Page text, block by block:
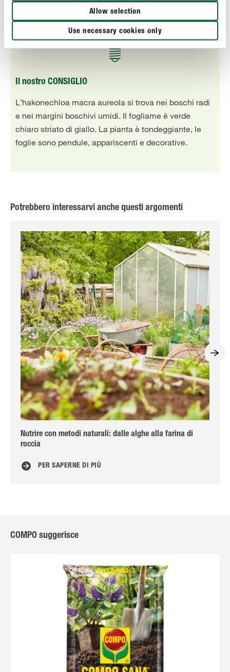
Allow selection
Use necessary cookies only
Il nostro CONSIGLIO
L’hakonechloa macra aureola si trova nei boschi radi
e nei margini boschivi umidi. Il fogliame è verde
chiaro striato di giallo. La pianta è tondeggiante, le
foglie sono pendule, appariscenti e decorative.
Potrebbero interessarvi anche questi argomenti
Nutrire con metodi naturali: dalle alghe alla farina di
roccia
PER SAPERNE DI PIÙ
COMPO suggerisce